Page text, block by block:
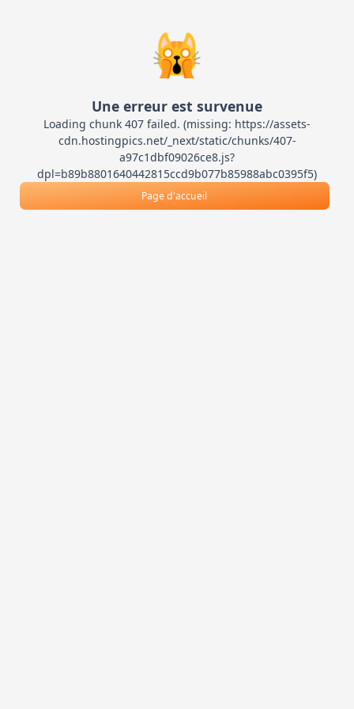
🙀
Une erreur est survenue
Loading chunk 407 failed. (missing: https://assets-
cdn.hostingpics.net/_next/static/chunks/407-
a97c1dbf09026ce8.js?
dpl=b89b8801640442815ccd9b077b85988abc0395f5)
Page d'accueil